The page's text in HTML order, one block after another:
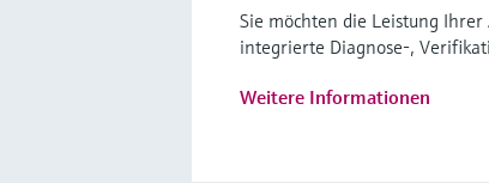
Sie möchten die Leistung
integrierte Diagnose-,
Weitere Informationen